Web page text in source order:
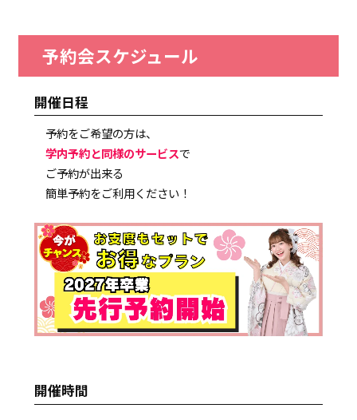
予約会スケジュール
開催日程
予約をご希望の方は、
学内予約と同様のサービスで
ご予約が出来る
簡単予約をご利用ください！
開催時間